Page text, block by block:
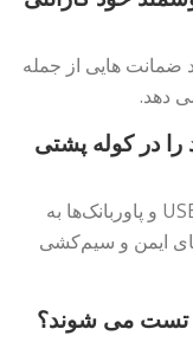
ضمانت هایی از جمله
دهد.
را در کوله پشتی
ویژگی‌های هوشمند مانند پورت‌های شارژ USB و پاوربانک‌ها به
ایمن و سیم‌کشی